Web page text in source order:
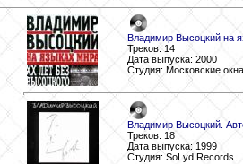
Владимир Высоцкий на
Треков: 14
Дата выпуска: 2000
Студия: Московские окна
Владимир Высоцкий.
Треков: 18
Дата выпуска: 1999
Студия: SoLyd Records